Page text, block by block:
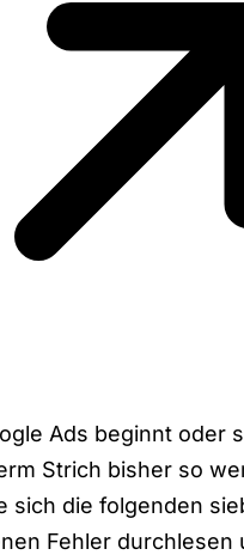
Ads beginnt oder
Strich bisher so
sich die folgenden
Fehler durchlesen